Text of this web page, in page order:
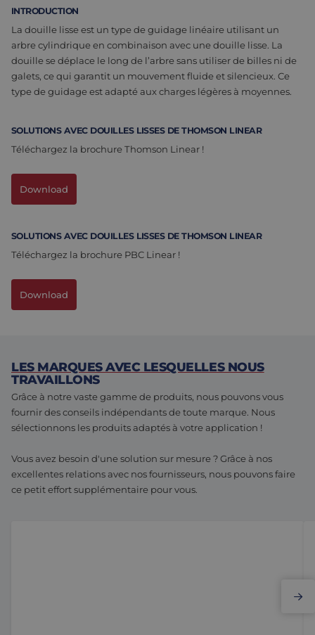
Assemblage et personnalisation
Défence
À propos de nous
Travailler chez Eltrex
INTRODUCTION
La douille lisse est un type de guidage linéaire utilisant un
arbre cylindrique en combinaison avec une douille lisse. La
douille se déplace le long de l’arbre sans utiliser de billes ni de
galets, ce qui garantit un mouvement fluide et silencieux. Ce
type de guidage est adapté aux charges légères à moyennes.
SOLUTIONS AVEC DOUILLES LISSES DE THOMSON LINEAR
Téléchargez la brochure Thomson Linear !
Download
SOLUTIONS AVEC DOUILLES LISSES DE THOMSON LINEAR
Téléchargez la brochure PBC Linear !
Download
LES MARQUES AVEC LESQUELLES NOUS
TRAVAILLONS
Grâce à notre vaste gamme de produits, nous pouvons vous
fournir des conseils indépendants de toute marque. Nous
sélectionnons les produits adaptés à votre application !
Vous avez besoin d'une solution sur mesure ? Grâce à nos
excellentes relations avec nos fournisseurs, nous pouvons faire
ce petit effort supplémentaire pour vous.